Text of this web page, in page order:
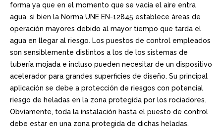
forma ya que en el momento que se vacía el aire entra
agua, si bien la Norma UNE EN-12845 establece áreas de
operación mayores debido al mayor tiempo que tarda el
agua en llegar al riesgo. Los puestos de control empleados
son sensiblemente distintos a los de los sistemas de
tubería mojada e incluso pueden necesitar de un dispositivo
acelerador para grandes superficies de diseño. Su principal
aplicación se debe a protección de riesgos con potencial
riesgo de heladas en la zona protegida por los rociadores.
Obviamente, toda la instalación hasta el puesto de control
debe estar en una zona protegida de dichas heladas.